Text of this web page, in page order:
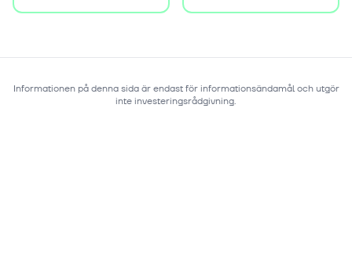
Informationen på denna sida är endast för informationsändamål och utgör
inte investeringsrådgivning.